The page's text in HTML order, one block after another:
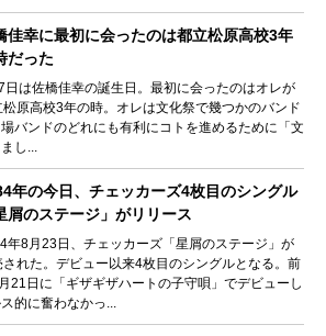
佳幸に最初に会ったのは都立松原高校3年
だった
日は佐橋佳幸の誕生日。最初に会ったのはオレが
松原高校3年の時。オレは文化祭で幾つかのバンド
バンドのどれにも有利にコトを進めるために「文
し...
年の今日、チェッカーズ4枚目のシングル
屑のステージ」がリリース
年8月23日、チェッカーズ「星屑のステージ」が
された。デビュー以来4枚目のシングルとなる。前
21日に「ギザギザハートの子守唄」でデビューし
的に奮わなかっ...